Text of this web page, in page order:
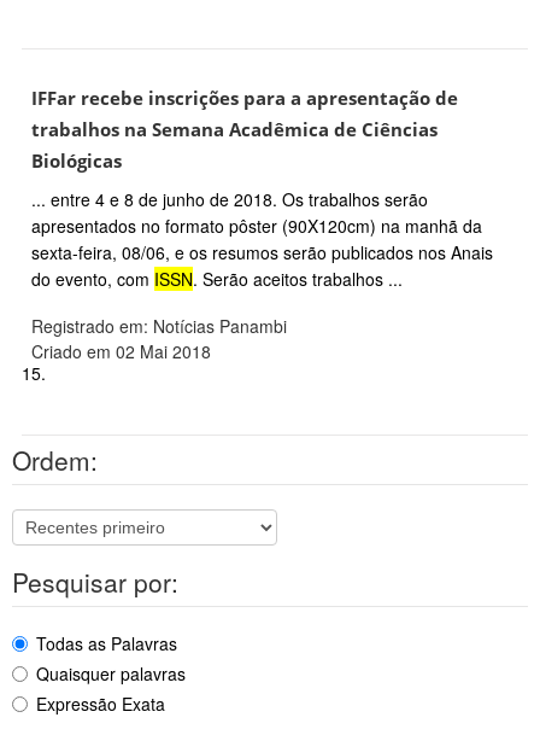
IFFar recebe inscrições para a apresentação de
trabalhos na Semana Acadêmica de Ciências
Biológicas
... entre 4 e 8 de junho de 2018. Os trabalhos serão
apresentados no formato pôster (90X120cm) na manhã da
sexta-feira, 08/06, e os resumos serão publicados nos Anais
do evento, com ISSN. Serão aceitos trabalhos ...
Registrado em: Notícias Panambi
Criado em 02 Mai 2018
15.
Ordem:
Pesquisar por:
Todas as Palavras
Quaisquer palavras
Expressão Exata